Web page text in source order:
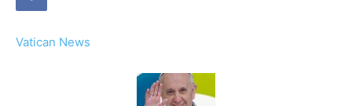
Vatican News